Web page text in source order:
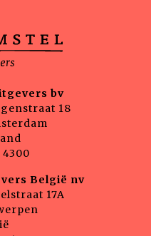
bv
18
België nv
17A